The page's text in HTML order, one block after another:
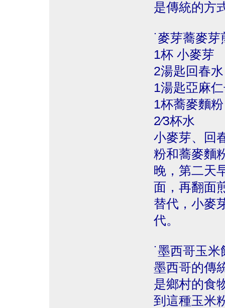
是傳統的方
˙麥芽蕎麥芽
1杯 小麥芽
2湯匙回春水
1湯匙亞麻
1杯蕎麥麵粉
2∕3杯水
小麥芽、回
粉和蕎麥麵
晚，第二天
面，再翻面
替代，小麥
代。
˙墨西哥玉
墨西哥的傳
是鄉村的食
到這種玉米